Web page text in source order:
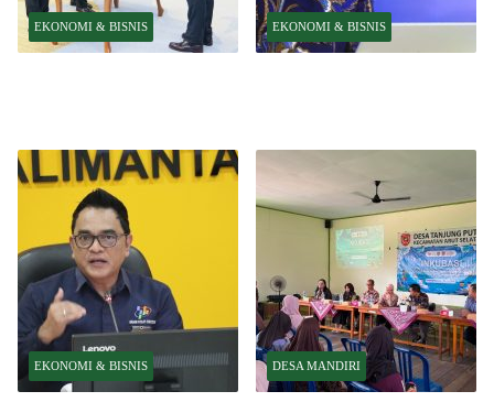
EKONOMI & BISNIS EKONOMI & BISNIS
EKONOMI & BISNIS DESA MANDIRI